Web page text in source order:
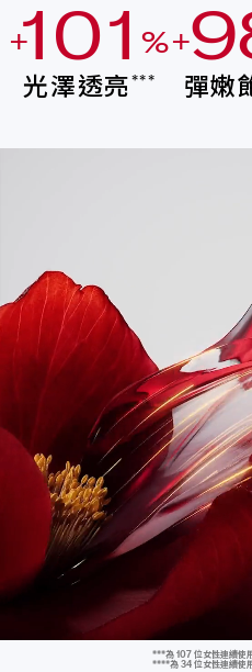
+1
0
9
7
6
5
4
3
2
0
9
8
6
5
4
3
2
1
1
0
9
7
6
5
4
3
2
%
光澤透亮 ***
+9
8
7
4
3
2
1
0
彈嫩
***為 107 位女性連續使
****為 34 位女性連續使